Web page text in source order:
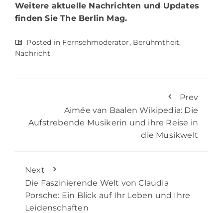
Weitere aktuelle Nachrichten und Updates
finden SieThe Berlin Mag.
Posted in Fernsehmoderator, Berühmtheit,
Nachricht
Prev
Aimée van Baalen Wikipedia: Die
Aufstrebende Musikerin und ihre Reise in
die Musikwelt
Next
Die Faszinierende Welt von Claudia
Porsche: Ein Blick auf Ihr Leben und Ihre
Leidenschaften